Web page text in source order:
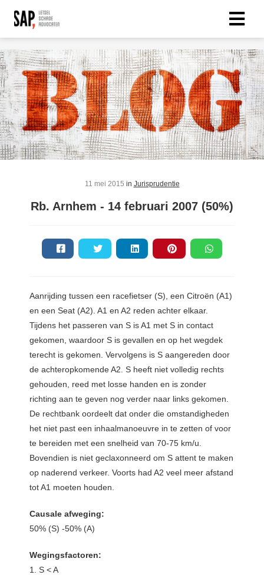
11 mei 2015 in Jurisprudentie
Rb. Arnhem - 14 februari 2007 (50%)
Aanrijding tussen een racefietser (S), een Citroën (A1)
en een Seat (A2). A1 en A2 reden achter elkaar.
Tijdens het passeren van S is A1 met S in contact
gekomen, waardoor S is gevallen en op het wegdek
terecht is gekomen. Vervolgens is S aangereden door
de achteropkomende A2. S heeft niet volledig rechts
gehouden, reed met losse handen en is zonder
richting aan te geven nog verder naar links gekomen.
De rechtbank oordeelt dat onder die omstandigheden
het niet past een inhaalmanoeuvre in te zetten of voor
te bereiden met een snelheid van 70-75 km/u.
Bovendien is niet geclaxonneerd om S attent te maken
op naderend verkeer. Voorts had A2 veel meer afstand
tot A1 moeten houden.
Causale afweging:
50% (S) -50% (A)
Wegingsfactoren:
1. S < A